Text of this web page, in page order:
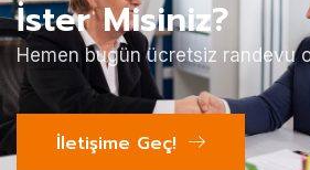
İster Misiniz?
Hemen bugün ücretsiz randevu
İletişime Geç!